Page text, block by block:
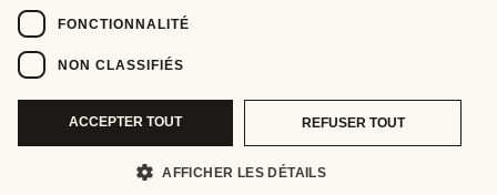
FONCTIONNALITÉ
NON CLASSIFIÉS
ACCEPTER TOUT REFUSER TOUT
AFFICHER LES DÉTAILS